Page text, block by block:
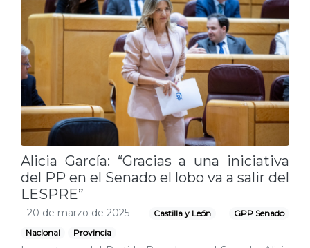
Alicia García: “Gracias a una iniciativa
del PP en el Senado el lobo va a salir del
LESPRE”
20 de marzo de 2025 Castilla y León
GPP Senado
Nacional
Provincia